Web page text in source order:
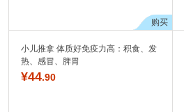
购买
小儿推拿 体质好免疫力高：积食、发
热、感冒、脾胃
¥44.90